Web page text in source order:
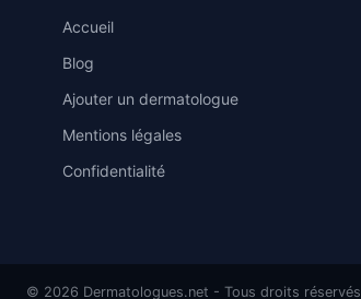
Accueil
Blog
Ajouter un dermatologue
Mentions légales
Confidentialité
© 2026 Dermatologues.net - Tous droits réservés